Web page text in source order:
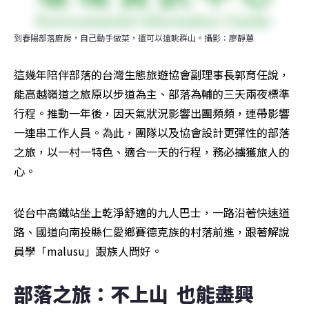
到春陽部落廚房，自己動手做菜，還可以遠眺群山。攝影：廖靜蕙
這幾年陪伴部落的台灣生態旅遊協會副理事長郭育任說，
能高越嶺道之旅原以步道為主、部落為輔的三天兩夜標準
行程。推動一年後，因天氣狀況影響出團頻頻，連帶影響
一連串工作人員。為此，團隊以及協會設計更彈性的部落
之旅，以一村一特色、適合一天的行程，務必擄獲旅人的
心。
從台中高鐵站坐上乾淨舒適的九人巴士，一路沿著快速道
路、國道向南投縣仁愛鄉賽德克族的村落前進，跟著解說
員學「malusu」跟族人問好。
部落之旅：不上山  也能盡興